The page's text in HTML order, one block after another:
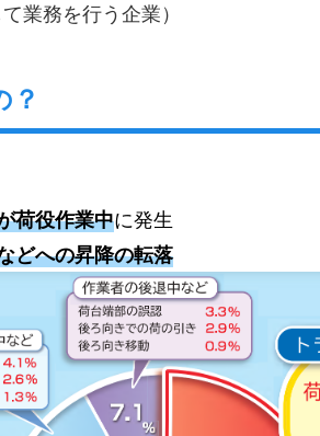
業務を行う企業）
？
荷役作業中に発生
どへの昇降の転落